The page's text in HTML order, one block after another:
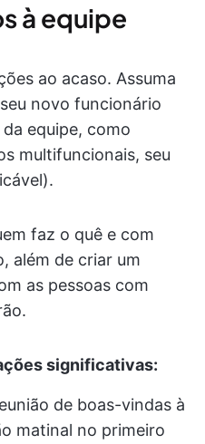
à equipe
ao acaso. Assuma
novo funcionário
equipe, como
multifuncionais, seu
faz o quê e com
além de criar um
as pessoas com
significativas:
de boas-vindas à
matinal no primeiro